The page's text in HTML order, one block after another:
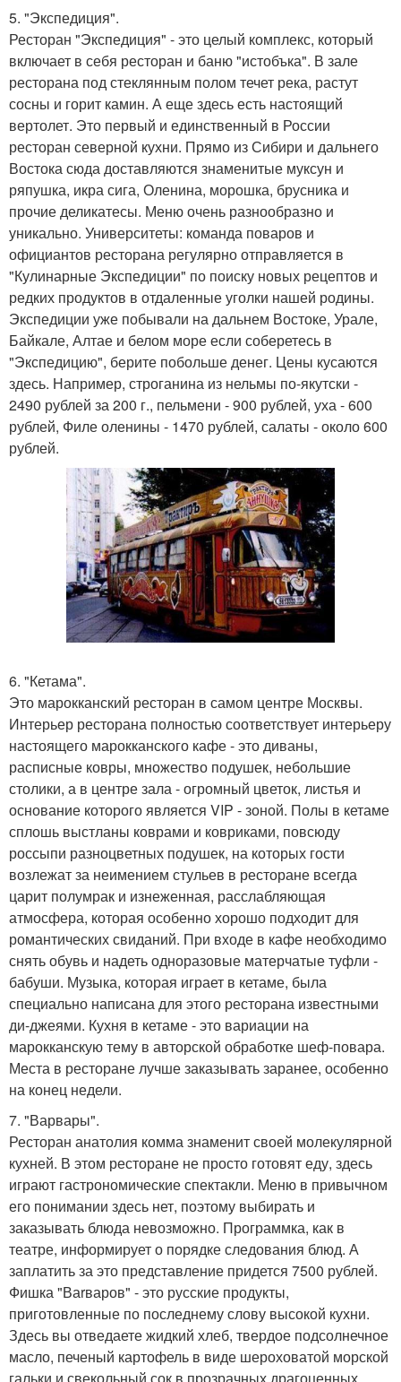
5. "Экспедиция".
Ресторан "Экспедиция" - это целый комплекс, который
включает в себя ресторан и баню "истобъка". В зале
ресторана под стеклянным полом течет река, растут
сосны и горит камин. А еще здесь есть настоящий
вертолет. Это первый и единственный в России
ресторан северной кухни. Прямо из Сибири и дальнего
Востока сюда доставляются знаменитые муксун и
ряпушка, икра сига, Оленина, морошка, брусника и
прочие деликатесы. Меню очень разнообразно и
уникально. Университеты: команда поваров и
официантов ресторана регулярно отправляется в
"Кулинарные Экспедиции" по поиску новых рецептов и
редких продуктов в отдаленные уголки нашей родины.
Экспедиции уже побывали на дальнем Востоке, Урале,
Байкале, Алтае и белом море если соберетесь в
"Экспедицию", берите побольше денег. Цены кусаются
здесь. Например, строганина из нельмы по-якутски -
2490 рублей за 200 г., пельмени - 900 рублей, уха - 600
рублей, Филе оленины - 1470 рублей, салаты - около 600
рублей.
6. "Кетама".
Это марокканский ресторан в самом центре Москвы.
Интерьер ресторана полностью соответствует интерьеру
настоящего марокканского кафе - это диваны,
расписные ковры, множество подушек, небольшие
столики, а в центре зала - огромный цветок, листья и
основание которого является VIP - зоной. Полы в кетаме
сплошь выстланы коврами и ковриками, повсюду
россыпи разноцветных подушек, на которых гости
возлежат за неимением стульев в ресторане всегда
царит полумрак и изнеженная, расслабляющая
атмосфера, которая особенно хорошо подходит для
романтических свиданий. При входе в кафе необходимо
снять обувь и надеть одноразовые матерчатые туфли -
бабуши. Музыка, которая играет в кетаме, была
специально написана для этого ресторана известными
ди-джеями. Кухня в кетаме - это вариации на
марокканскую тему в авторской обработке шеф-повара.
Места в ресторане лучше заказывать заранее, особенно
на конец недели.
7. "Варвары".
Ресторан анатолия комма знаменит своей молекулярной
кухней. В этом ресторане не просто готовят еду, здесь
играют гастрономические спектакли. Меню в привычном
его понимании здесь нет, поэтому выбирать и
заказывать блюда невозможно. Программка, как в
театре, информирует о порядке следования блюд. А
заплатить за это представление придется 7500 рублей.
Фишка "Ваrваров" - это русские продукты,
приготовленные по последнему слову высокой кухни.
Здесь вы отведаете жидкий хлеб, твердое подсолнечное
масло, печеный картофель в виде шероховатой морской